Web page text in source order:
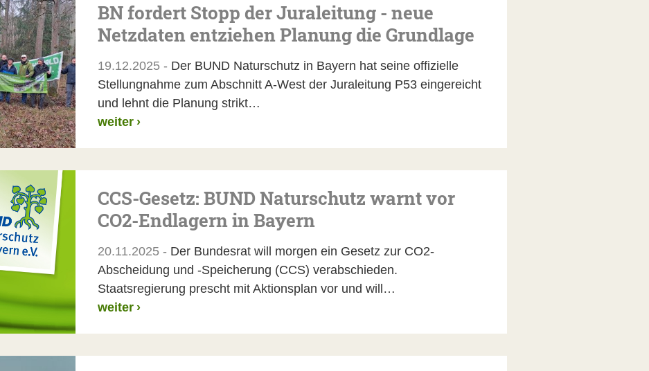
BN fordert Stopp der Juraleitung - neue
Netzdaten entziehen Planung die Grundlage
19.12.2025 - Der BUND Naturschutz in Bayern hat seine offizielle
Stellungnahme zum Abschnitt A-West der Juraleitung P53 eingereicht
und lehnt die Planung strikt…
weiter ›
CCS-Gesetz: BUND Naturschutz warnt vor
CO2-Endlagern in Bayern
20.11.2025 - Der Bundesrat will morgen ein Gesetz zur CO2-
Abscheidung und -Speicherung (CCS) verabschieden.
Staatsregierung prescht mit Aktionsplan vor und will…
weiter ›